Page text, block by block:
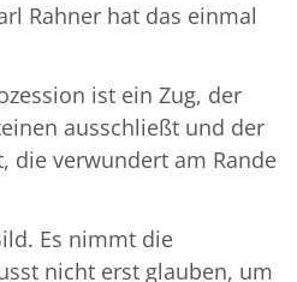
Rahner hat das einmal
ist ein Zug, der
ausschließt und der
die verwundert am Rande
Es nimmt die
nicht erst glauben, um